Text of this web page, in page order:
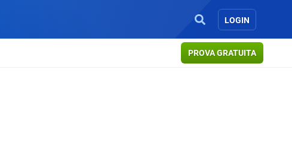
LOGIN
PROVA GRATUITA